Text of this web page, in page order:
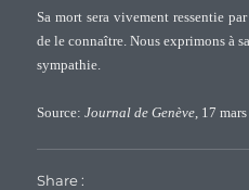
Sa mort sera vivement ressentie
de le connaître. Nous exprimons à
sympathie.
Source:Journal de Genève, 17
Share :